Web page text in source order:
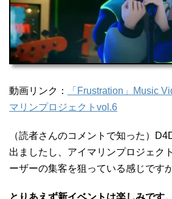
動画リンク：
「Frustration」Music
マリンプロジェクトvol.6
（読者さんのコメントで知った）
出ましたし、アイマリンプロジェク
ーザーの集客を狙っている感じですか